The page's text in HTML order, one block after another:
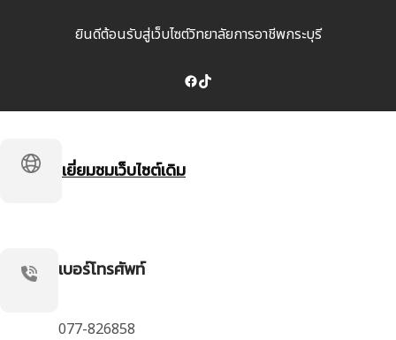
ยินดีต้อนรับสู่เว็บไซต์วิทยาลัยการอาชีพกระบุรี
Facebook TikTok
เยี่ยมชมเว็บไซต์เดิม
เบอร์โทรศัพท์
077-826858